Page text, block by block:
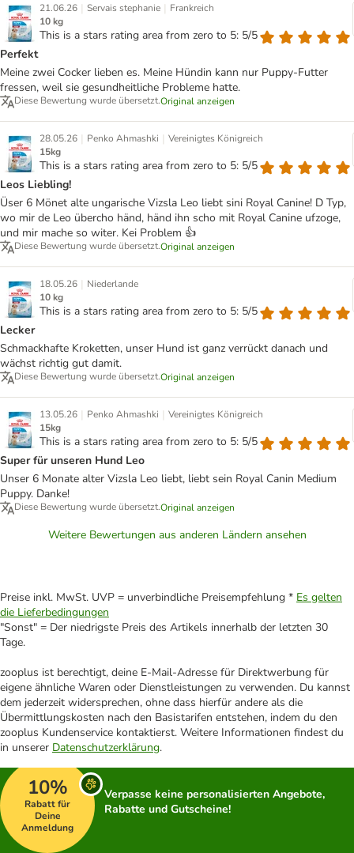
21.06.26 | Servais stephanie | Frankreich
10 kg
This is a stars rating area from zero to 5: 5/5
Perfekt
Meine zwei Cocker lieben es. Meine Hündin kann nur Puppy-Futter
fressen, weil sie gesundheitliche Probleme hatte.
Diese Bewertung wurde übersetzt.Original anzeigen
28.05.26 | Penko Ahmashki | Vereinigtes Königreich
15kg
This is a stars rating area from zero to 5: 5/5
Leos Liebling!
Üser 6 Mönet alte ungarische Vizsla Leo liebt sini Royal Canine! D Typ,
wo mir de Leo übercho händ, händ ihn scho mit Royal Canine ufzoge,
und mir mache so witer. Kei Problem 👍
Diese Bewertung wurde übersetzt.Original anzeigen
18.05.26 | Niederlande
10 kg
This is a stars rating area from zero to 5: 5/5
Lecker
Schmackhafte Kroketten, unser Hund ist ganz verrückt danach und
wächst richtig gut damit.
Diese Bewertung wurde übersetzt.Original anzeigen
13.05.26 | Penko Ahmashki | Vereinigtes Königreich
15kg
This is a stars rating area from zero to 5: 5/5
Super für unseren Hund Leo
Unser 6 Monate alter Vizsla Leo liebt, liebt sein Royal Canin Medium
Puppy. Danke!
Diese Bewertung wurde übersetzt.Original anzeigen
Weitere Bewertungen aus anderen Ländern ansehen
Preise inkl. MwSt. UVP = unverbindliche Preisempfehlung * Es gelten
die Lieferbedingungen
"Sonst" = Der niedrigste Preis des Artikels innerhalb der letzten 30
Tage.
zooplus ist berechtigt, deine E-Mail-Adresse für Direktwerbung für
eigene ähnliche Waren oder Dienstleistungen zu verwenden. Du kannst
dem jederzeit widersprechen, ohne dass hierfür andere als die
Übermittlungskosten nach den Basistarifen entstehen, indem du den
zooplus Kundenservice kontaktierst. Weitere Informationen findest du
in unserer Datenschutzerklärung.
10%
Rabatt für
Deine
Anmeldung
Verpasse keine personalisierten Angebote,
Rabatte und Gutscheine!